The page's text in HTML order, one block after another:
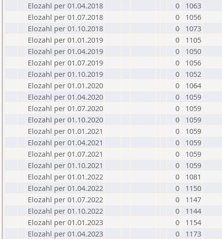
Elozahl per 01.04.2018
0
1063
Elozahl per 01.07.2018
0
1056
Elozahl per 01.10.2018
0
1073
Elozahl per 01.01.2019
0
1105
Elozahl per 01.04.2019
0
1050
Elozahl per 01.07.2019
0
1056
Elozahl per 01.10.2019
0
1052
Elozahl per 01.01.2020
0
1064
Elozahl per 01.04.2020
0
1059
Elozahl per 01.07.2020
0
1059
Elozahl per 01.10.2020
0
1059
Elozahl per 01.01.2021
0
1059
Elozahl per 01.04.2021
0
1059
Elozahl per 01.07.2021
0
1059
Elozahl per 01.10.2021
0
1059
Elozahl per 01.01.2022
0
1081
Elozahl per 01.04.2022
0
1150
Elozahl per 01.07.2022
0
1147
Elozahl per 01.10.2022
0
1144
Elozahl per 01.01.2023
0
1154
Elozahl per 01.04.2023
0
1173